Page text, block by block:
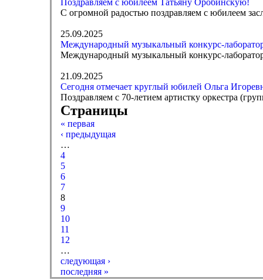
Поздравляем с юбилеем Татьяну Оробинскую!
С огромной радостью поздравляем с юбилеем
25.09.2025
Международный музыкальный конкурс-
Международный музыкальный конкурс-
21.09.2025
Сегодня отмечает круглый юбилей Ольга
Поздравляем с 70-летием артистку оркестра
Страницы
« первая
‹ предыдущая
…
4
5
6
7
8
9
10
11
12
…
следующая ›
последняя »